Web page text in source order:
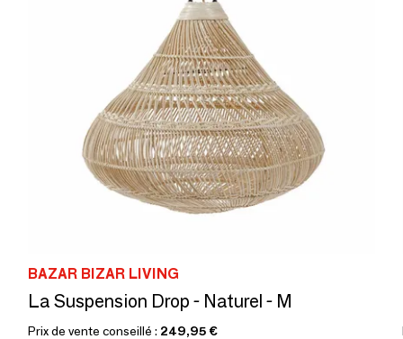
BAZAR BIZAR LIVING
La Suspension Drop - Naturel - M
Prix de vente conseillé : 249,95 €